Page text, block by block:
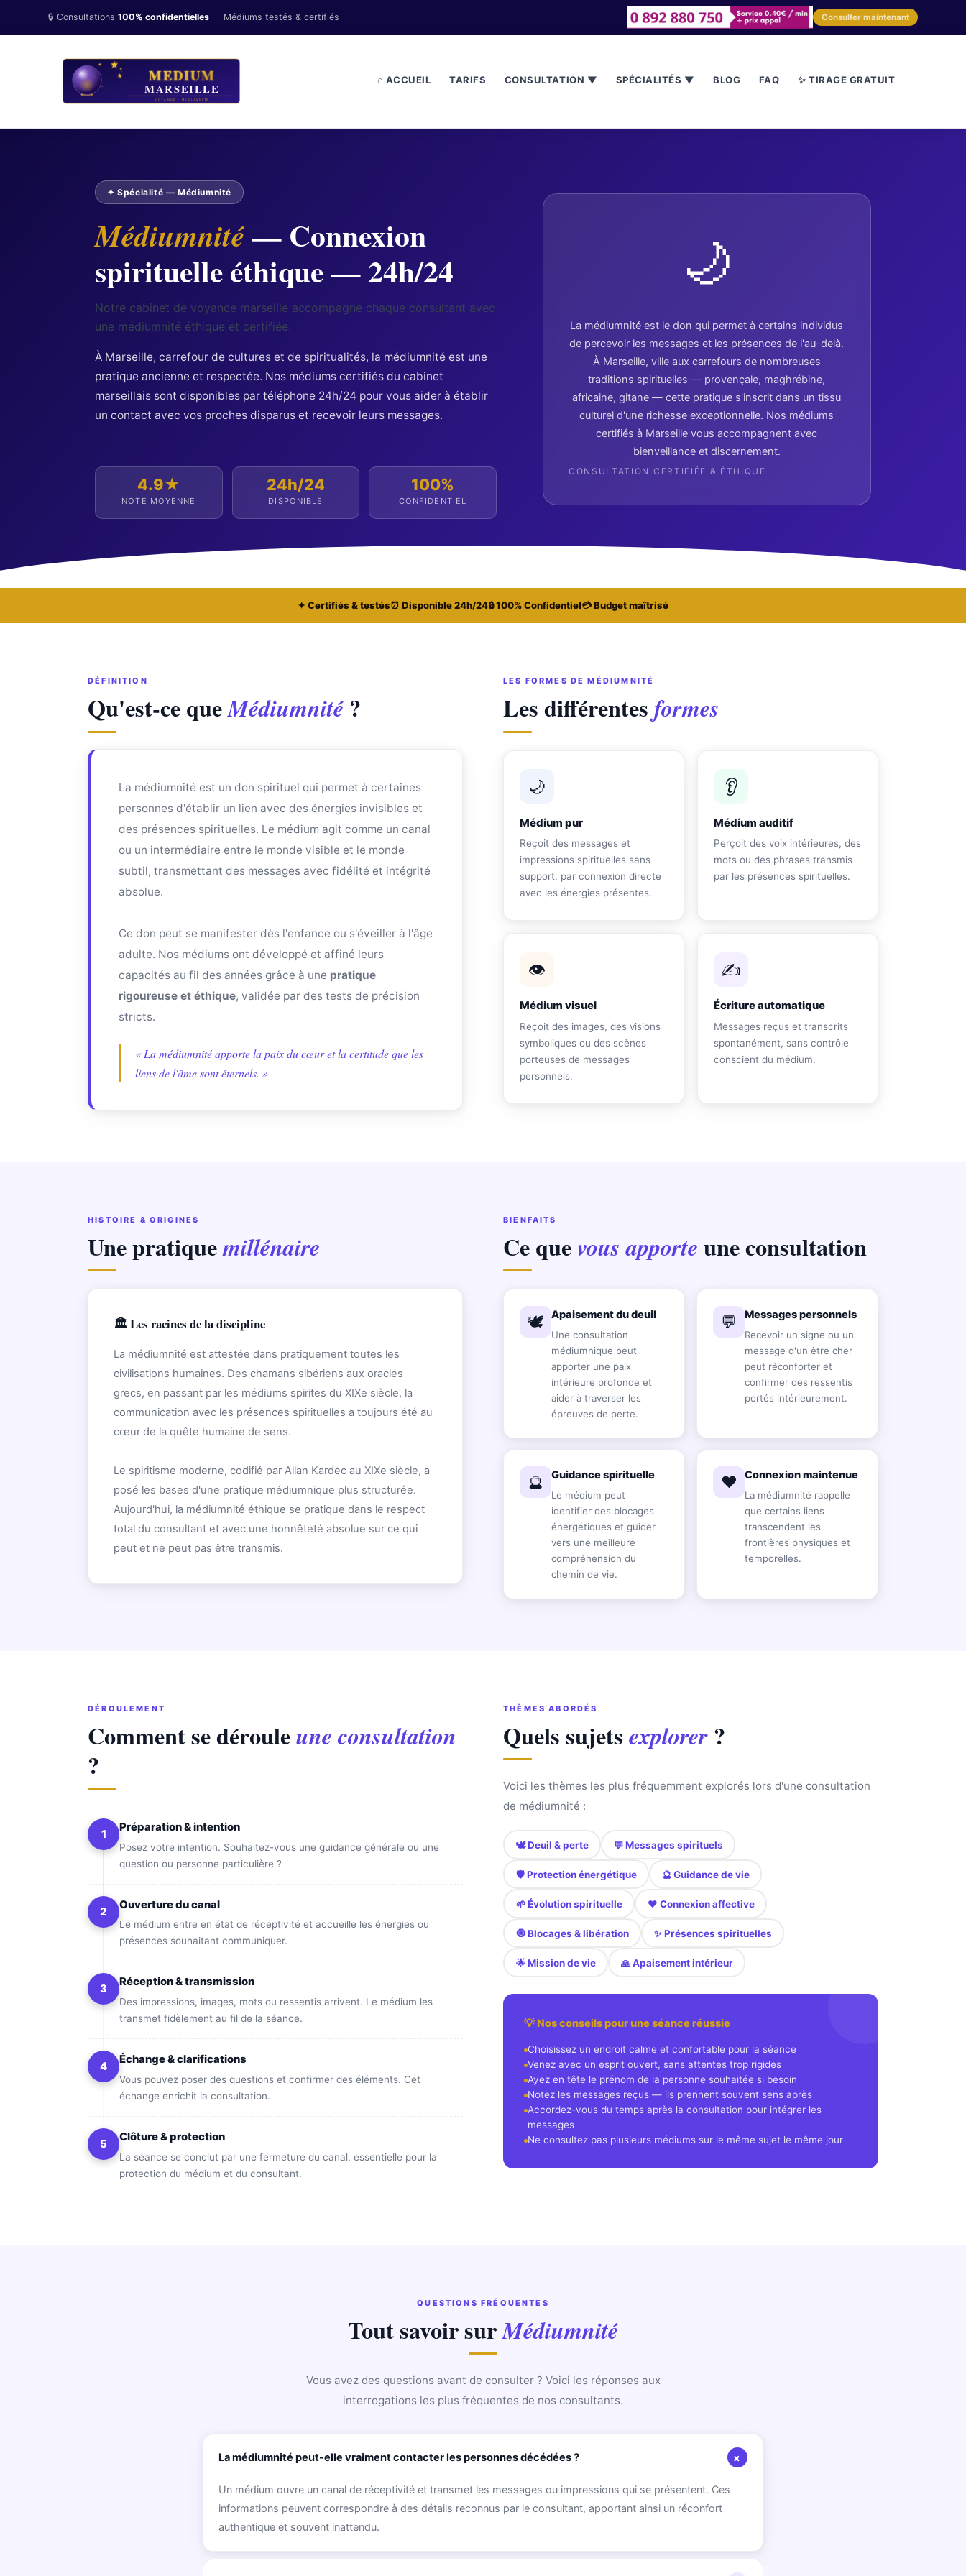
🔒 Consultations100% confidentielles — Médiums testés & certifiés Consulter maintenant
⌂ ACCUEIL TARIFS CONSULTATION ▼ SPÉCIALITÉS ▼ BLOG FAQ ✨ TIRAGE GRATUIT
✦ Spécialité — Médiumnité
Médiumnité— Connexion
spirituelle éthique — 24h/24
Notre cabinet de voyance marseille accompagne chaque consultant avec
une médiumnité éthique et certifiée.
À Marseille, carrefour de cultures et de spiritualités, la médiumnité est une
pratique ancienne et respectée. Nos médiums certifiés du cabinet
marseillais sont disponibles par téléphone 24h/24 pour vous aider à établir
un contact avec vos proches disparus et recevoir leurs messages.
4.9★
NOTE MOYENNE
24h/24
DISPONIBLE
100%
CONFIDENTIEL
🌙
La médiumnité est le don qui permet à certains individus
de percevoir les messages et les présences de l'au-delà.
À Marseille, ville aux carrefours de nombreuses
traditions spirituelles — provençale, maghrébine,
africaine, gitane — cette pratique s'inscrit dans un tissu
culturel d'une richesse exceptionnelle. Nos médiums
certifiés à Marseille vous accompagnent avec
bienveillance et discernement.
CONSULTATION CERTIFIÉE & ÉTHIQUE
✦ Certifiés & testés⏰ Disponible 24h/24🔒 100% Confidentiel💳 Budget maîtrisé
DÉFINITION
Qu'est-ce queMédiumnité ?
La médiumnité est un don spirituel qui permet à certaines
personnes d'établir un lien avec des énergies invisibles et
des présences spirituelles. Le médium agit comme un canal
ou un intermédiaire entre le monde visible et le monde
subtil, transmettant des messages avec fidélité et intégrité
absolue.
Ce don peut se manifester dès l'enfance ou s'éveiller à l'âge
adulte. Nos médiums ont développé et affiné leurs
capacités au fil des années grâce à une pratique
rigoureuse et éthique, validée par des tests de précision
stricts.
« La médiumnité apporte la paix du cœur et la certitude que les
liens de l'âme sont éternels. »
LES FORMES DE MÉDIUMNITÉ
Les différentes formes
🌙
Médium pur
Reçoit des messages et
impressions spirituelles sans
support, par connexion directe
avec les énergies présentes.
👂
Médium auditif
Perçoit des voix intérieures, des
mots ou des phrases transmis
par les présences spirituelles.
👁
Médium visuel
Reçoit des images, des visions
symboliques ou des scènes
porteuses de messages
personnels.
✍️
Écriture automatique
Messages reçus et transcrits
spontanément, sans contrôle
conscient du médium.
HISTOIRE & ORIGINES
Une pratiquemillénaire
🏛️ Les racines de la discipline
La médiumnité est attestée dans pratiquement toutes les
civilisations humaines. Des chamans sibériens aux oracles
grecs, en passant par les médiums spirites du XIXe siècle, la
communication avec les présences spirituelles a toujours été au
cœur de la quête humaine de sens.
Le spiritisme moderne, codifié par Allan Kardec au XIXe siècle, a
posé les bases d'une pratique médiumnique plus structurée.
Aujourd'hui, la médiumnité éthique se pratique dans le respect
total du consultant et avec une honnêteté absolue sur ce qui
peut et ne peut pas être transmis.
BIENFAITS
Ce quevous apporte une consultation
🕊️ Apaisement du deuil
Une consultation
médiumnique peut
apporter une paix
intérieure profonde et
aider à traverser les
épreuves de perte.
💬 Messages personnels
Recevoir un signe ou un
message d'un être cher
peut réconforter et
confirmer des ressentis
portés intérieurement.
🔮 Guidance spirituelle
Le médium peut
identifier des blocages
énergétiques et guider
vers une meilleure
compréhension du
chemin de vie.
❤️ Connexion maintenue
La médiumnité rappelle
que certains liens
transcendent les
frontières physiques et
temporelles.
DÉROULEMENT
Comment se dérouleune consultation
?
1
Préparation & intention
Posez votre intention. Souhaitez-vous une guidance générale ou une
question ou personne particulière ?
2
Ouverture du canal
Le médium entre en état de réceptivité et accueille les énergies ou
présences souhaitant communiquer.
3
Réception & transmission
Des impressions, images, mots ou ressentis arrivent. Le médium les
transmet fidèlement au fil de la séance.
4
Échange & clarifications
Vous pouvez poser des questions et confirmer des éléments. Cet
échange enrichit la consultation.
5
Clôture & protection
La séance se conclut par une fermeture du canal, essentielle pour la
protection du médium et du consultant.
THÈMES ABORDÉS
Quels sujets explorer ?
Voici les thèmes les plus fréquemment explorés lors d'une consultation
de médiumnité :
🕊️ Deuil & perte 💬 Messages spirituels
🛡️ Protection énergétique 🔮 Guidance de vie
🌱 Évolution spirituelle ❤️ Connexion affective
🧿 Blocages & libération ✨ Présences spirituelles
🌟 Mission de vie 🙏 Apaisement intérieur
💡 Nos conseils pour une séance réussie
Choisissez un endroit calme et confortable pour la séance
Venez avec un esprit ouvert, sans attentes trop rigides
Ayez en tête le prénom de la personne souhaitée si besoin
Notez les messages reçus — ils prennent souvent sens après
Accordez-vous du temps après la consultation pour intégrer les
messages
Ne consultez pas plusieurs médiums sur le même sujet le même jour
QUESTIONS FRÉQUENTES
Tout savoir surMédiumnité
Vous avez des questions avant de consulter ? Voici les réponses aux
interrogations les plus fréquentes de nos consultants.
La médiumnité peut-elle vraiment contacter les personnes décédées ? +
Un médium ouvre un canal de réceptivité et transmet les messages ou impressions qui se présentent. Ces
informations peuvent correspondre à des détails reconnus par le consultant, apportant ainsi un réconfort
authentique et souvent inattendu.